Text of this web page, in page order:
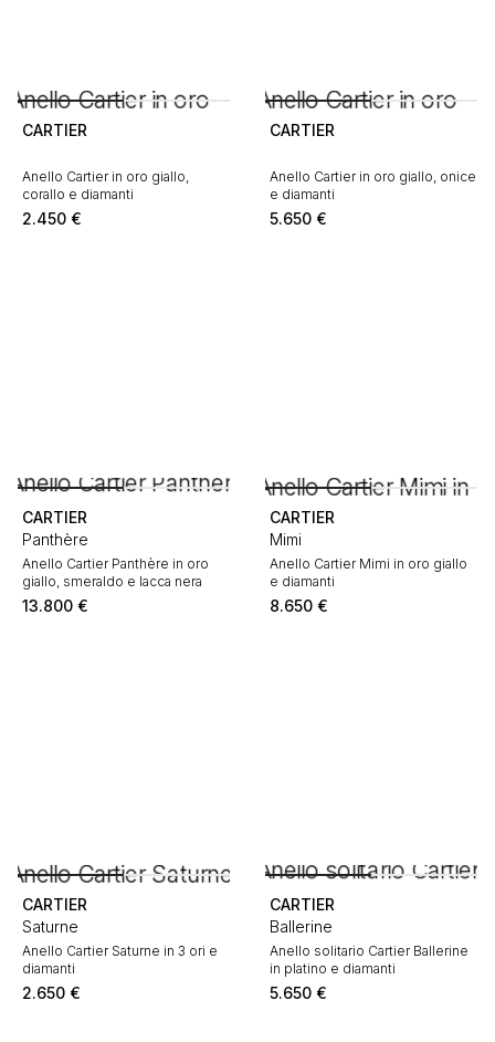
CARTIER
Anello Cartier in oro giallo,
corallo e diamanti
2.450 €
CARTIER
Anello Cartier in oro giallo, onice
e diamanti
5.650 €
CARTIER
Panthère
Anello Cartier Panthère in oro
giallo, smeraldo e lacca nera
13.800 €
CARTIER
Mimi
Anello Cartier Mimi in oro giallo
e diamanti
8.650 €
CARTIER
Saturne
Anello Cartier Saturne in 3 ori e
diamanti
2.650 €
CARTIER
Ballerine
Anello solitario Cartier Ballerine
in platino e diamanti
5.650 €